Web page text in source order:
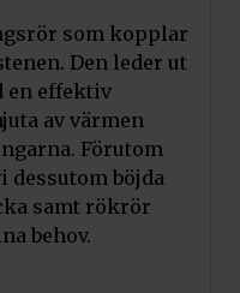
som kopplar
Den leder ut
en effektiv
av värmen
Förutom
dessutom böjda
samt rökrör
behov.